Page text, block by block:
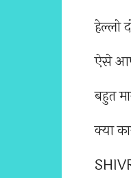
हेल्लो
ऐसे
बहुत
क्या